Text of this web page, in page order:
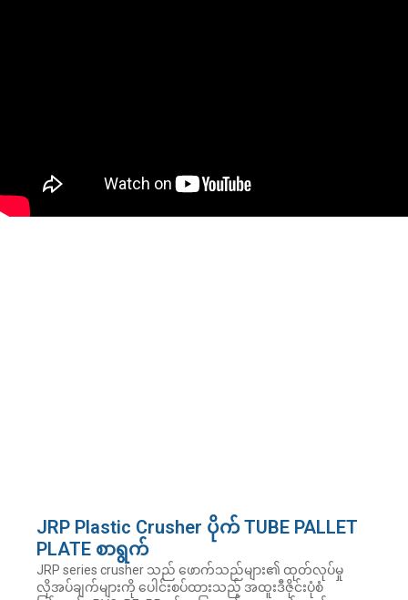
JRP Plastic Crusher ပိုက် TUBE PALLET
PLATE စာရွက်
JRP series crusher သည် ဖောက်သည်များ၏ ထုတ်လုပ်မှု
လိုအပ်ချက်များကို ပေါင်းစပ်ထားသည့် အထူးဒီဇိုင်းပုံစံ